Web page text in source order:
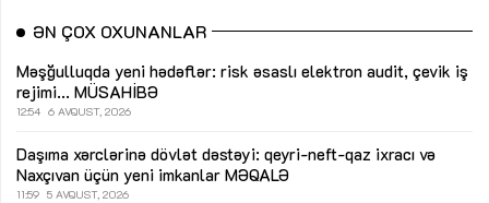
ƏN ÇOX OXUNANLAR
Məşğulluqda yeni hədəflər: risk əsaslı elektron audit, çevik iş
rejimi... MÜSAHİBƏ
12:54 6 AVQUST, 2026
Daşıma xərclərinə dövlət dəstəyi: qeyri-neft-qaz ixracı və
Naxçıvan üçün yeni imkanlar MƏQALƏ
11:59 5 AVQUST, 2026